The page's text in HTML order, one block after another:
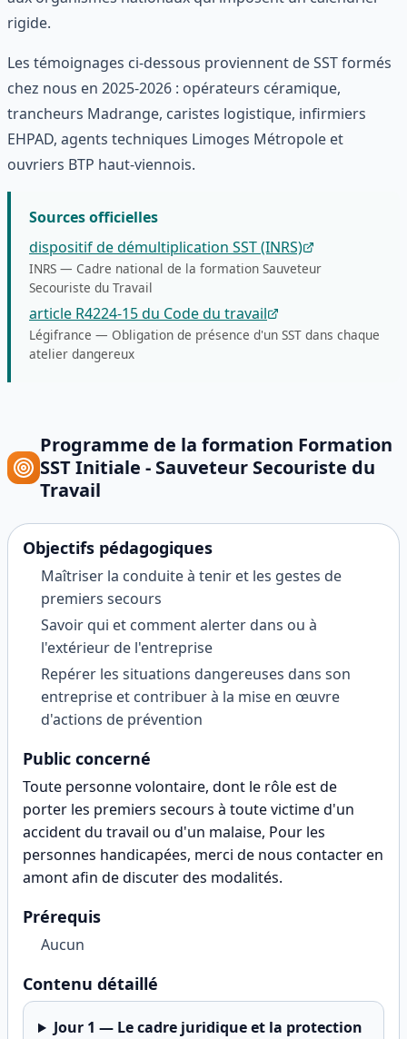
rigide.
Les témoignages ci-dessous proviennent de SST formés
chez nous en 2025-2026 : opérateurs céramique,
trancheurs Madrange, caristes logistique, infirmiers
EHPAD, agents techniques Limoges Métropole et
ouvriers BTP haut-viennois.
Sources officielles
dispositif de démultiplication SST (INRS)
INRS — Cadre national de la formation Sauveteur
Secouriste du Travail
article R4224-15 du Code du travail
Légifrance — Obligation de présence d'un SST dans chaque
atelier dangereux
Programme de la formation Formation
SST Initiale - Sauveteur Secouriste du
Travail
Objectifs pédagogiques
Maîtriser la conduite à tenir et les gestes de
premiers secours
Savoir qui et comment alerter dans ou à
l'extérieur de l'entreprise
Repérer les situations dangereuses dans son
entreprise et contribuer à la mise en œuvre
d'actions de prévention
Public concerné
Toute personne volontaire, dont le rôle est de
porter les premiers secours à toute victime d'un
accident du travail ou d'un malaise, Pour les
personnes handicapées, merci de nous contacter en
amont afin de discuter des modalités.
Prérequis
Aucun
Contenu détaillé
Jour 1 — Le cadre juridique et la protection